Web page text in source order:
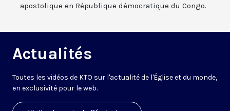
apostolique en République démocratique du Congo.
Actualités
Toutes les vidéos de KTO sur l'actualité de l'Église et du monde,
en exclusivité pour le web.